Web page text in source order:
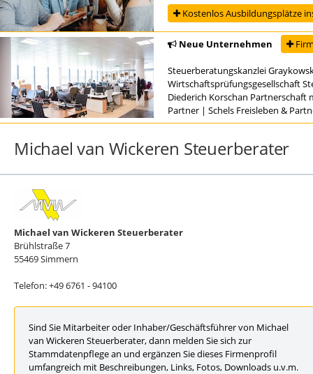
Kostenlos Ausbildungsplätze
Neue Unternehmen
Steuerberatungskanzlei
Wirtschaftsprüfungsgesellschaft
Diederich Korschan Partnerschaft
Partner | Schels Freisleben &
Michael van Wickeren Steuerberater
Michael van Wickeren Steuerberater
Brühlstraße 7
55469 Simmern
Telefon: +49 6761 - 94100
Sind Sie Mitarbeiter oder Inhaber/Geschäftsführer von Michael
van Wickeren Steuerberater, dann melden Sie sich zur
Stammdatenpflege an und ergänzen Sie dieses Firmenprofil
umfangreich mit Beschreibungen, Links, Fotos, Downloads u.v.m.